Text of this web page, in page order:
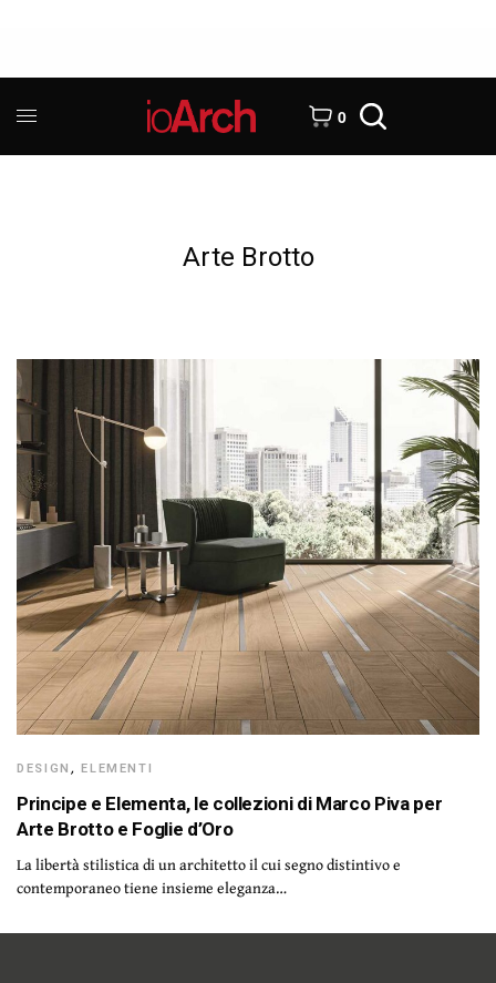
0
Arte Brotto
DESIGN ,ELEMENTI
Principe e Elementa, le collezioni di Marco Piva per
Arte Brotto e Foglie d’Oro
La libertà stilistica di un architetto il cui segno distintivo e
contemporaneo tiene insieme eleganza…